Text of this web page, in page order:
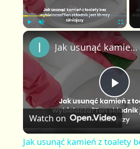
l
m
u
l
l
c
r
e
n
P
l
Jak usunąć kamień z toalety bez wybielacza? Ten składnik jest 10 razy silniejszy
Watch on
Jak usunąć kamień z toalety